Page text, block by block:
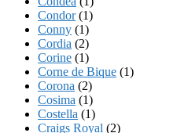
Condor(1)
Conny (1)
Cordia (2)
Corine (1)
Corne de Bique (1)
Corona (2)
Cosima (1)
Costella (1)
Craigs Royal (2)